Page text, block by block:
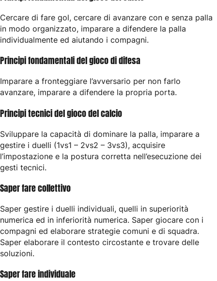
Cercare di fare gol, cercare di avanzare con e senza palla
in modo organizzato, imparare a difendere la palla
individualmente ed aiutando i compagni.
Principi fondamentali del gioco di difesa
Imparare a fronteggiare l’avversario per non farlo
avanzare, imparare a difendere la propria porta.
Principi tecnici del gioco del calcio
Sviluppare la capacità di dominare la palla, imparare a
gestire i duelli (1vs1 – 2vs2 – 3vs3), acquisire
l’impostazione e la postura corretta nell’esecuzione dei
gesti tecnici.
Saper fare collettivo
Saper gestire i duelli individuali, quelli in superiorità
numerica ed in inferiorità numerica. Saper giocare con i
compagni ed elaborare strategie comuni e di squadra.
Saper elaborare il contesto circostante e trovare delle
soluzioni.
Saper fare individuale